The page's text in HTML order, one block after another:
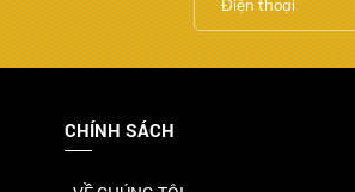
CHÍNH SÁCH